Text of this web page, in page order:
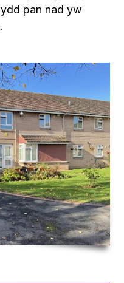
pan nad yw